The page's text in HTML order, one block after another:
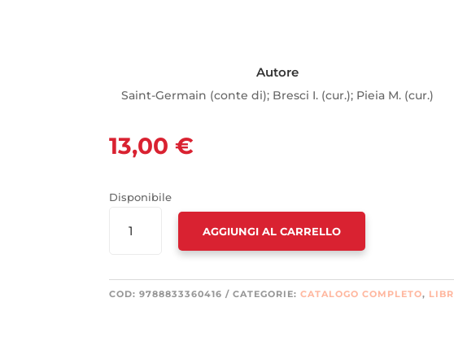
Autore
Saint-Germain (conte di); Bresci I. (cur.); Pieia M. (cur.)
13,00€
Disponibile
SONO
AGGIUNGI AL CARRELLO
COD:9788833360416 CATEGORIE:CATALOGO COMPLETO,